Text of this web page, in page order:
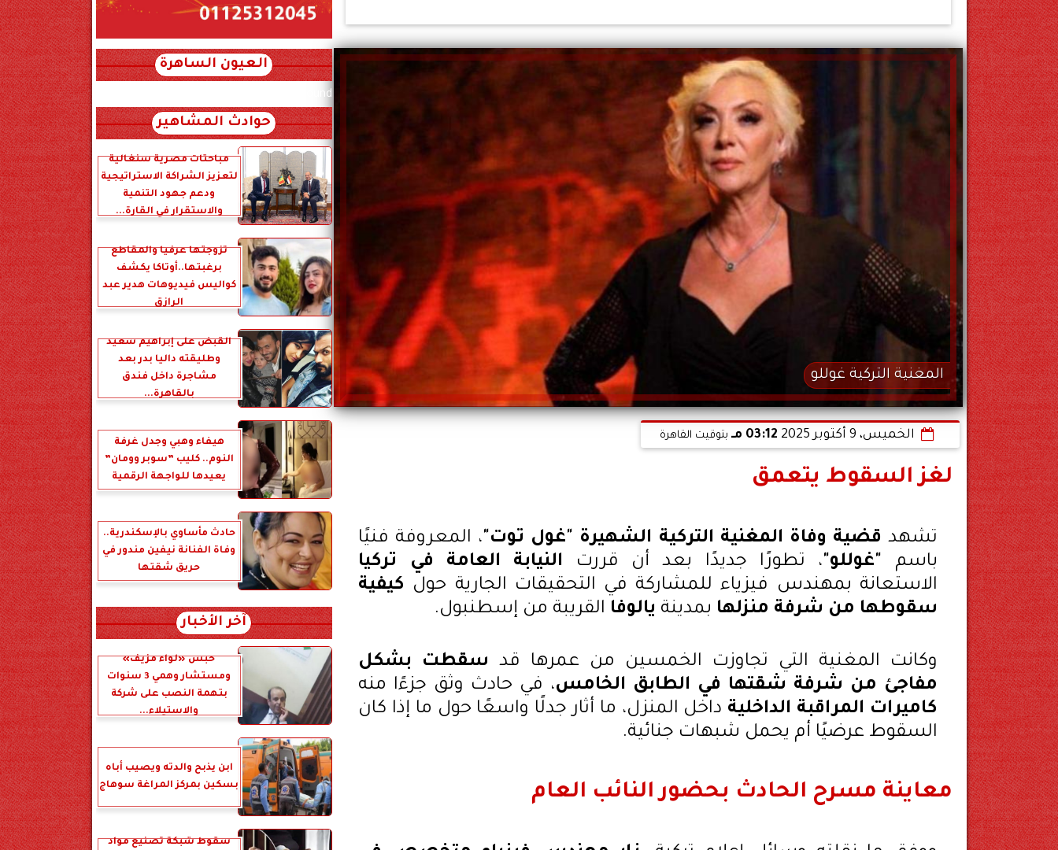
المغنية التركية غوللو
الخميس، 9 أكتوبر 2025 03:12 مـ بتوقيت القاهرة
لغز السقوط يتعمق
تشهد قضية وفاة المغنية التركية الشهيرة "غول توت"، المعروفة فنيًا
باسم "غوللو"، تطورًا جديدًا بعد أن قررت النيابة العامة في تركيا
الاستعانة بمهندس فيزياء للمشاركة في التحقيقات الجارية حول كيفية
سقوطها من شرفة منزلها بمدينة يالوفا القريبة من إسطنبول.
وكانت المغنية التي تجاوزت الخمسين من عمرها قد سقطت بشكل
مفاجئ من شرفة شقتها في الطابق الخامس، في حادث وثق جزءًا منه
كاميرات المراقبة الداخلية داخل المنزل، ما أثار جدلًا واسعًا حول ما إذا كان
السقوط عرضيًا أم يحمل شبهات جنائية.
معاينة مسرح الحادث بحضور النائب العام
العيون الساهرة
xml_json/rss/~12.xml x0n not found
حوادث المشاهير
مباحثات مصرية سنغالية
لتعزيز الشراكة الاستراتيجية
ودعم جهود التنمية
والاستقرار في القارة...
تزوجتها عرفياً والمقاطع
برغبتها..أوتاكا يكشف
كواليس فيديوهات هدير عبد
الرازق
القبض على إبراهيم سعيد
وطليقته داليا بدر بعد
مشاجرة داخل فندق
بالقاهرة...
هيفاء وهبي وجدل غرفة
النوم.. كليب ”سوبر وومان”
يعيدها للواجهة الرقمية
حادث مأساوي بالإسكندرية..
وفاة الفنانة نيفين مندور في
حريق شقتها
آخر الأخبار
حبس «لواء مزيف»
ومستشار وهمي 3 سنوات
بتهمة النصب على شركة
والاستيلاء...
ابن يذبح والدته ويصيب أباه
بسكين بمركز المراغة سوهاج
سقوط شبكة تصنيع مواد